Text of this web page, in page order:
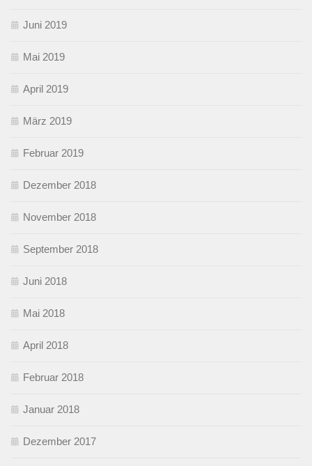
Juni 2019
Mai 2019
April 2019
März 2019
Februar 2019
Dezember 2018
November 2018
September 2018
Juni 2018
Mai 2018
April 2018
Februar 2018
Januar 2018
Dezember 2017